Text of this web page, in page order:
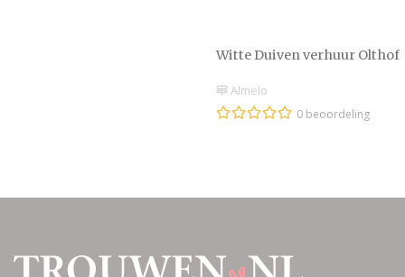
Witte Duiven verhuur Olthof
Almelo
0 beoordeling